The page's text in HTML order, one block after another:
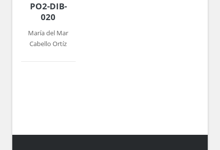
PO2-DIB-
020
María del Mar
Cabello Ortíz